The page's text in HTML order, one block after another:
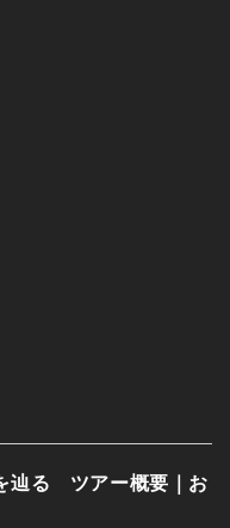
辿る ツアー概要｜お